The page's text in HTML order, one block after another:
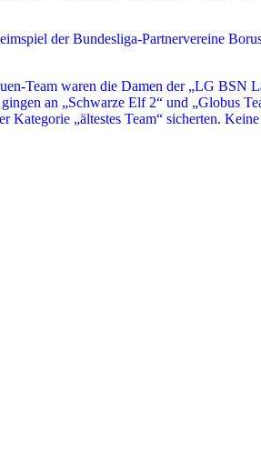
der Bundesliga-Partnervereine
Team waren die Damen der „LG BSN
an „Schwarze Elf 2“ und „Globus
„ältestes Team“ sicherten.